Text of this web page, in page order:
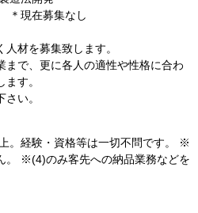
現在募集なし
材を募集致します。
まで、更に各人の適性や性格に合わ
す。
い。
。経験・資格等は一切不問です。 ※
。 ※(4)のみ客先への納品業務などを